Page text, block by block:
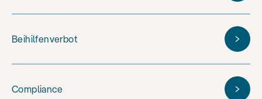
Beihilfenverbot
Compliance